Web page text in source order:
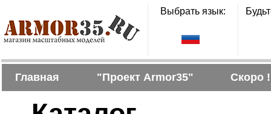
Выбрать язык:
Главная "Проект Armor35" Скоро !